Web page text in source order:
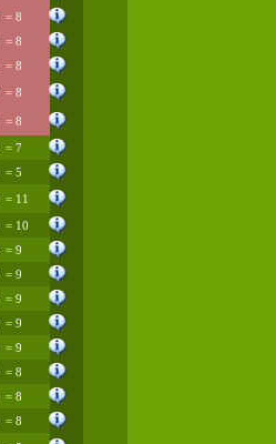
= 8
= 8
= 8
= 8
= 8
= 7
= 5
= 11
= 10
= 9
= 9
= 9
= 9
= 9
= 8
= 8
= 8